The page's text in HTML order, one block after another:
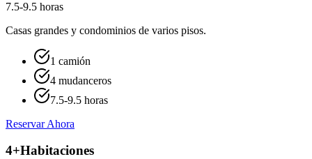
7.5-9.5 horas
Casas grandes y condominios de varios pisos.
1 camión
4 mudanceros
7.5-9.5 horas
Reservar Ahora
4+Habitaciones